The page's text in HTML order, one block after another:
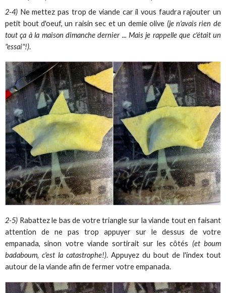
2-4) Ne mettez pas trop de viande car il vous faudra rajouter un
petit bout d'oeuf, un raisin sec et un demie olive (je n'avais rien de
tout ça à la maison dimanche dernier ... Mais je rappelle que c'était un
"essai"!).
2-5) Rabattez le bas de votre triangle sur la viande tout en faisant
attention de ne pas trop appuyer sur le dessus de votre
empanada, sinon votre viande sortirait sur les côtés (et boum
badaboum, c'est la catastrophe!). Appuyez du bout de l'index tout
autour de la viande afin de fermer votre empanada.